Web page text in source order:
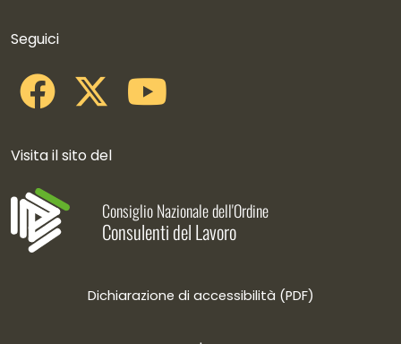
Seguici
Visita il sito del
Consiglio Nazionale dell'Ordine
Consulenti del Lavoro
Dichiarazione di accessibilità (PDF)